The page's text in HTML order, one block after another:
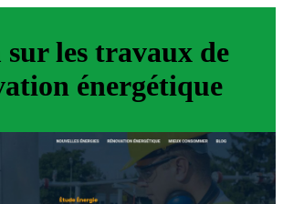
sur les travaux de
énergétique